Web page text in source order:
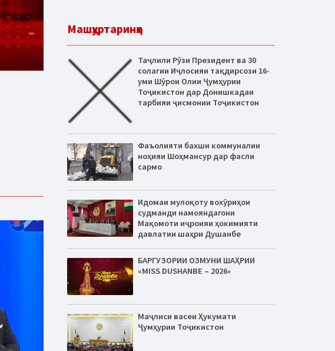
Машҳуртаринҳо
Таҷлили Рӯзи Президент ва 30
солагии Иҷлосияи тақдирсози 16-
уми Шӯрои Олии Ҷумҳурии
Тоҷикистон дар Донишкадаи
тарбияи ҷисмонии Тоҷикистон
Фаъолияти бахши коммуналии
ноҳияи Шоҳмансур дар фасли
сармо
Идомаи мулоқоту вохӯриҳои
судманди намояндагони
Мақомоти иҷроияи ҳокимияти
давлатии шаҳри Душанбе
БАРГУЗОРИИ ОЗМУНИ ШАҲРИИ
«MISS DUSHANBE – 2026»
Маҷлиси васеи Ҳукумати
Ҷумҳурии Тоҷикистон